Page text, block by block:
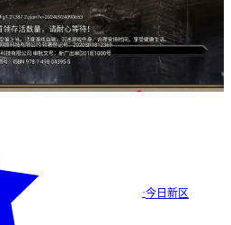
·今日新区